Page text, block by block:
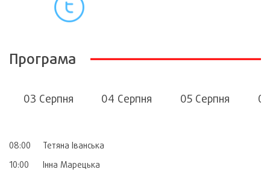
Програма
03 Серпня 04 Серпня 05 Серпня
08:00
Тетяна Іванська
10:00
Інна Марецька